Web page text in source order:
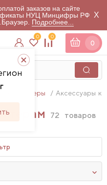
заказов на сайте
НУЦ Минцифры РФ
Подробнее...
X
0 0
0
плоттеры Аксессуары к
72 товаров